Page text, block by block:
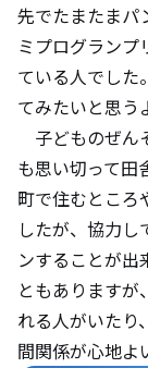
先でたまたまパ
ミプログランプ
ている人でした
てみたいと思う
子どものぜん
も思い切って田
町で住むところ
したが、協力
ンすることが出
ともありますが
れる人がいたり
間関係が心地よ